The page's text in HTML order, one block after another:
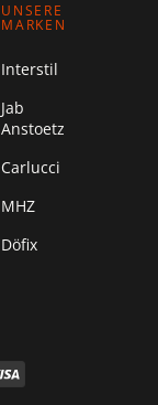
UNSERE
MARKEN
Interstil
Jab
Anstoetz
Carlucci
MHZ
Döfix